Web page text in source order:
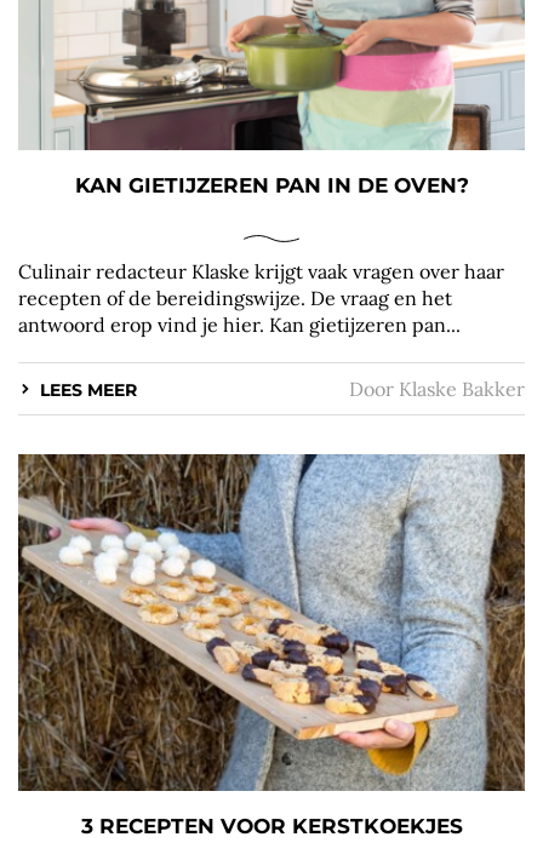
KAN GIETIJZEREN PAN IN DE OVEN?
Culinair redacteur Klaske krijgt vaak vragen over haar
recepten of de bereidingswijze. De vraag en het
antwoord erop vind je hier. Kan gietijzeren pan...
LEES MEER Door Klaske Bakker
3 RECEPTEN VOOR KERSTKOEKJES